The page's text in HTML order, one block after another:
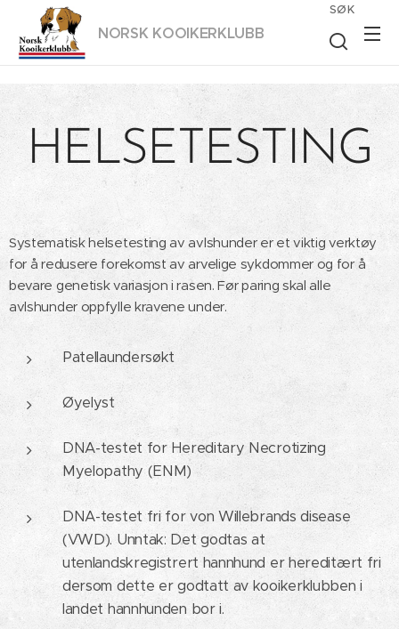
NORSK KOOIKERKLUBB
SØK
HELSETESTING
Systematisk helsetesting av avlshunder er et viktig verktøy
for å redusere forekomst av arvelige sykdommer og for å
bevare genetisk variasjon i rasen. Før paring skal alle
avlshunder oppfylle kravene under.
Patellaundersøkt
Øyelyst
DNA-testet for Hereditary Necrotizing
Myelopathy (ENM)
DNA-testet fri for von Willebrands disease
(VWD). Unntak: Det godtas at
utenlandskregistrert hannhund er hereditært fri
dersom dette er godtatt av kooikerklubben i
landet hannhunden bor i.